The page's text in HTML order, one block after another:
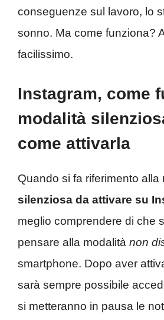
conseguenze sul lavoro, lo
sonno. Ma come funziona?
facilissimo.
Instagram, come
modalità
come attivarla
Quando si fa riferimento alla
silenziosa da attivare su
meglio comprendere di che
pensare alla modalità non
smartphone. Dopo aver
sarà sempre possibile
si metteranno in pausa le